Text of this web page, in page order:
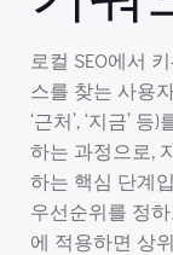
로컬 SEO에서
스를 찾는 사용
‘근처’, ‘지금’
하는 과정으로,
하는 핵심 단계
우선순위를 정
에 적용하면 상